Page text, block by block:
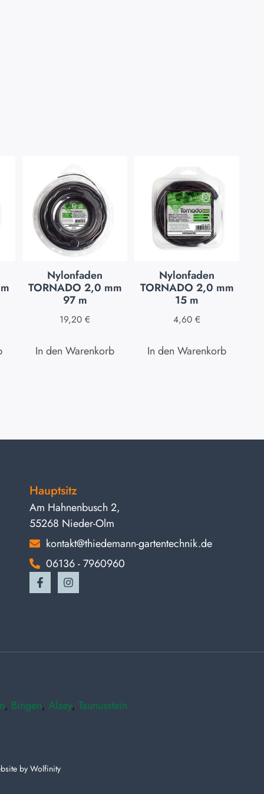
Nylonfaden
TORNADO 2,0 mm
97 m
19,20 €
In den Warenkorb
Nylonfaden
TORNADO 2,0 mm
15 m
4,60 €
In den Warenkorb
Hauptsitz
Am Hahnenbusch 2,
55268 Nieder-Olm
kontakt@thiedemann-gartentechnik.de
06136 - 7960960
, Bingen, Alzey, Taunusstein
by Wolfinity